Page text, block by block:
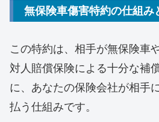
無保険車傷害特約の仕組み
この特約は、相手が無保険車
対人賠償保険による十分な補
に、あなたの保険会社が相手
払う仕組みです。